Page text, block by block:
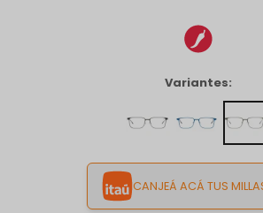
Variantes:
CANJEÁ ACÁ TUS